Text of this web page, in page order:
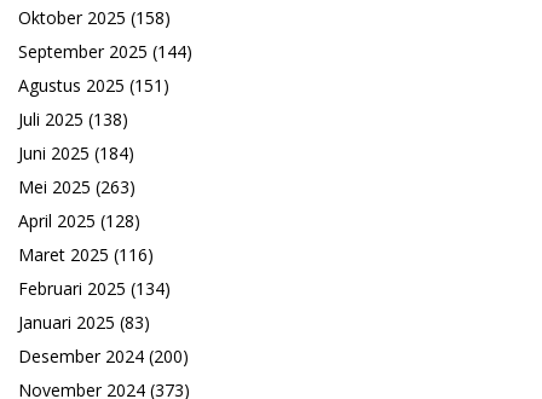
Oktober 2025 (158)
September 2025 (144)
Agustus 2025 (151)
Juli 2025 (138)
Juni 2025 (184)
Mei 2025 (263)
April 2025 (128)
Maret 2025 (116)
Februari 2025 (134)
Januari 2025 (83)
Desember 2024 (200)
November 2024 (373)